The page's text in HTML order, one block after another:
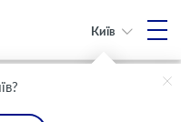
Київ
для клієнтів